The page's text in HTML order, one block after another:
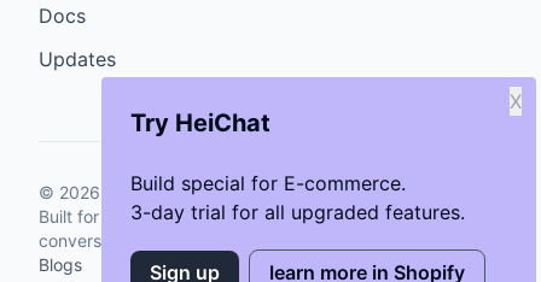
Try HeiChat
Build special for E-commerce.
3-day trial for all upgraded features.
X
Sign up learn more in Shopify
Docs
Updates
© 2026 GenCybers Inc. All rights reserved.
Built for storefronts that want faster answers and cleaner
conversions.
Blogs